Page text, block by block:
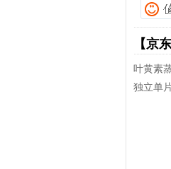
【京
叶黄素
独立单